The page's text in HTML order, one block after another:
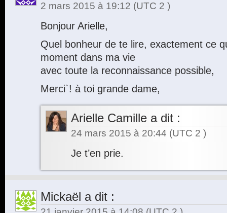
2 mars 2015 à 19:12 (UTC 2 )
Bonjour Arielle,
Quel bonheur de te lire, exactement ce
moment dans ma vie
avec toute la reconnaissance possible,
Merci`! à toi grande dame,
Arielle Camille a dit :
24 mars 2015 à 20:44 (UTC 2 )
Je t’en prie.
Mickaël a dit :